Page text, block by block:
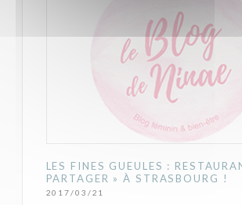
LES FINES GUEULES :
PARTAGER » À STRASBOURG !
2017/03/21